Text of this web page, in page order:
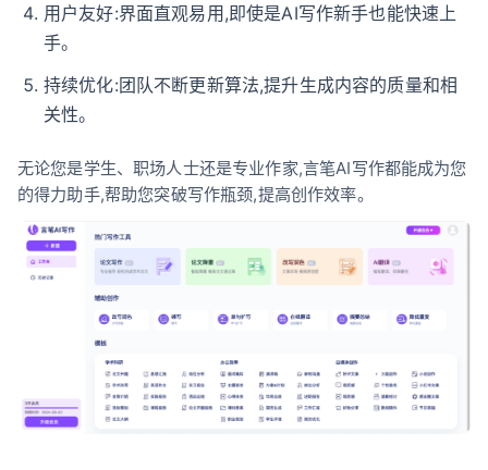
用户友好:界面直观易用,即使是AI写作新手也能快速上
手。
持续优化:团队不断更新算法,提升生成内容的质量和相
关性。
无论您是学生、职场人士还是专业作家,言笔AI写作都能成为您
的得力助手,帮助您突破写作瓶颈,提高创作效率。